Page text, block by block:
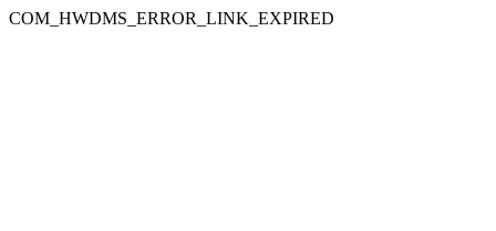
COM_HWDMS_ERROR_LINK_EXPIRED